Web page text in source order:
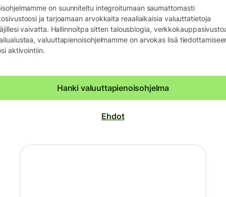
on suunniteltu integroitumaan saumattomasti
ja tarjoamaan arvokkaita reaaliaikaisia valuuttatietoja
vaivatta. Hallinnoitpa sitten talousblogia,
valuuttapienoisohjelmamme on arvokas lisä
aktivointiin.
Hanki valuuttapienoisohjelma
Ehdot